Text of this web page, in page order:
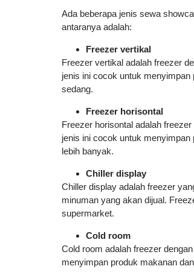
Ada beberapa jenis sewa
antaranya adalah:
Freezer vertikal
Freezer vertikal adalah freezer
jenis ini cocok untuk
sedang.
Freezer horisontal
Freezer horisontal adalah
jenis ini cocok untuk
lebih banyak.
Chiller display
Chiller display adalah freezer
minuman yang akan dijual.
supermarket.
Cold room
Cold room adalah freezer
menyimpan produk makanan